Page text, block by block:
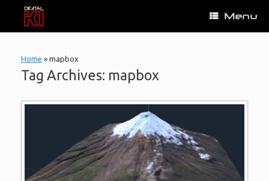
content
Menu
Home » mapbox
Tag Archives: mapbox